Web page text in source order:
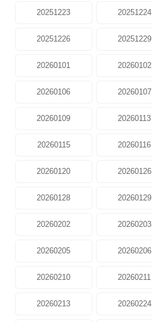
20251223 20251224
20251226 20251229
20260101 20260102
20260106 20260107
20260109 20260113
20260115 20260116
20260120 20260126
20260128 20260129
20260202 20260203
20260205 20260206
20260210 20260211
20260213 20260224